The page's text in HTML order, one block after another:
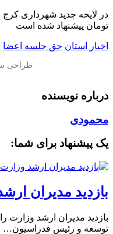
در لایحه جدید شهرداری کرج
تومان پیشنهاد شده است
اخبار استان حق جلسه اعضا
درباره نویسنده
محمودی
یک پیشنهاد برای شما:
بازدید مدیران
بازدید مدیران ارشد
توسعه و رئیس فدراسیون…